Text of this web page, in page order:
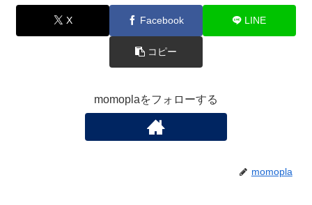
X Facebook LINE
コピー
momoplaをフォローする
momopla